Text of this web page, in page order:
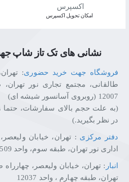
اﻣﮑﺎن ﺗﺤﻮﯾﻞ اﮐﺴﭙﺮس
نشانی های تک تاز شاپ
فروشگاه جهت خرید حضوری:
طالقانی، مجتمع تجاری نور
12007 (روبروی آسانسور شیشه ای)
در نظر بگیرید.)
دفتر مرکزی : تهران، خیابان
اداری نور تهران، طبقه سوم، واحد 1509
انبار : تهران، خیابان ولیعصر،
تهران، طبقه چهارم ، واحد 12037